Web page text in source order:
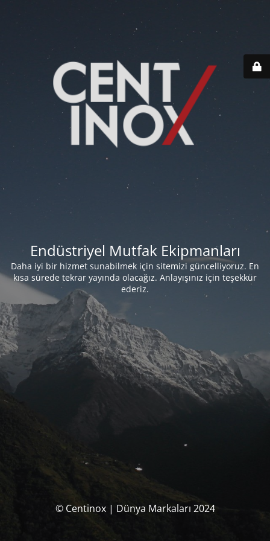
Endüstriyel Mutfak Ekipmanları
Daha iyi bir hizmet sunabilmek için sitemizi güncelliyoruz. En
kısa sürede tekrar yayında olacağız. Anlayışınız için teşekkür
ederiz.
© Centinox | Dünya Markaları 2024